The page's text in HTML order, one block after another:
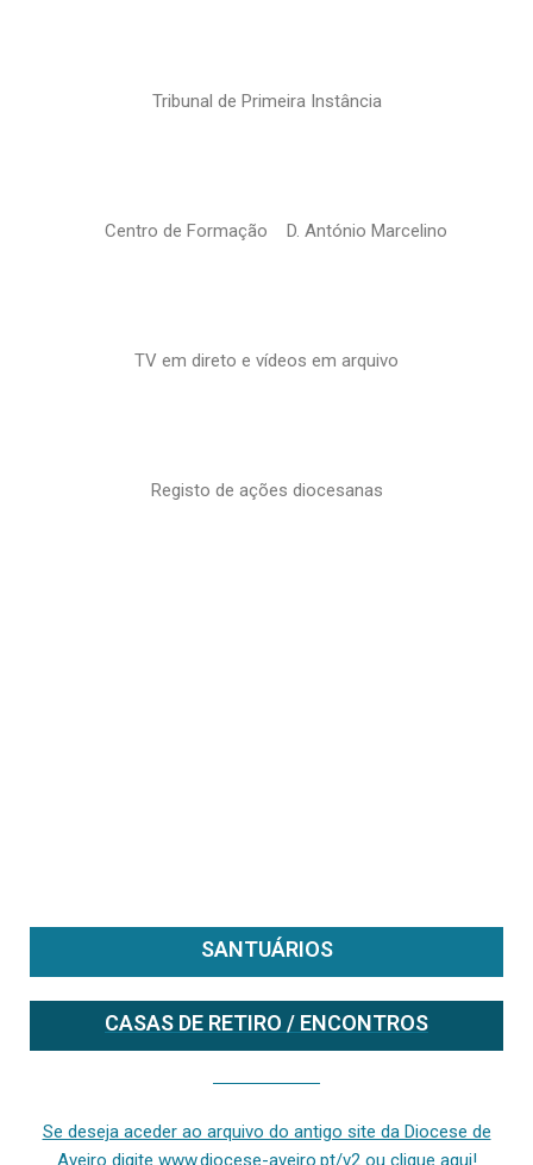
Tribunal de Primeira Instância
Centro de Formação D. António Marcelino
TV em direto e vídeos em arquivo
Registo de ações diocesanas
SANTUÁRIOS
CASAS DE RETIRO / ENCONTROS
Se deseja aceder ao arquivo do antigo site da Diocese de
Aveiro digite www.diocese-aveiro.pt/v2 ou clique aqui!